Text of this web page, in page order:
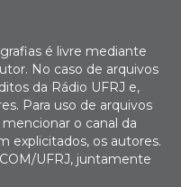
é livre mediante
No caso de arquivos
da Rádio UFRJ e,
Para uso de arquivos
o canal da
explicitados, os autores.
UFRJ, juntamente